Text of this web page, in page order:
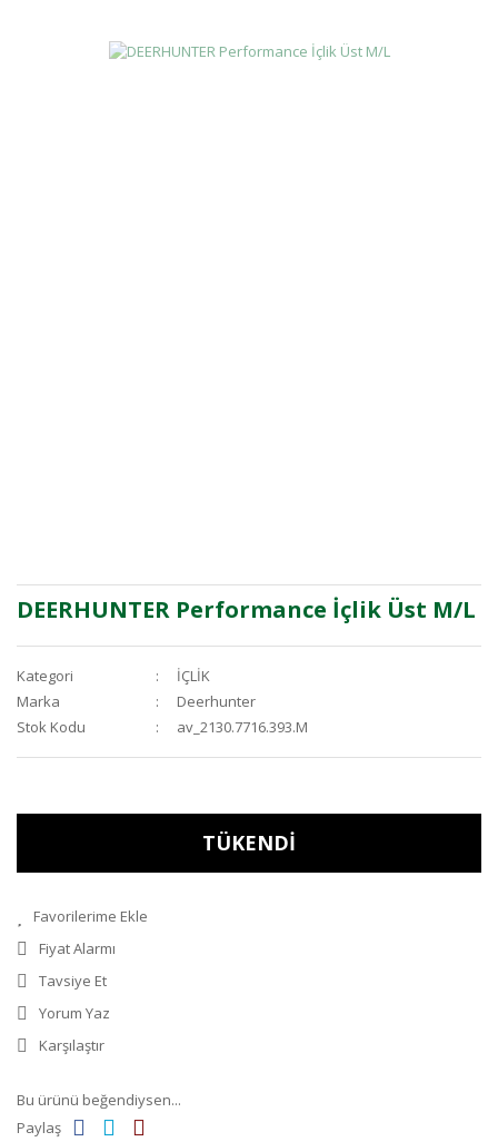
DEERHUNTER Performance İçlik Üst M/L
Kategori
İÇLİK
Marka
Deerhunter
Stok Kodu
av_2130.7716.393.M
TÜKENDİ
Fiyat Alarmı
Tavsiye Et
Yorum Yaz
Karşılaştır
Bu ürünü beğendiysen...
Paylaş